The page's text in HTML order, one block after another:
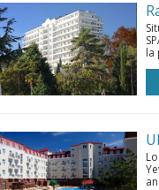
la